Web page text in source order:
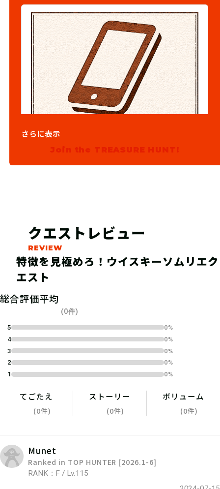
03ステップ3
混雑の場合、事前予約をしよう！
ステップ4
指定の受付場所で、スタッフにクエス
トチケットを見せよう！
さらに表示
Join the TREASURE HUNT!
クエストレビュー
特徴を見極めろ！ウイスキーソムリエク
エスト
総合評価平均
(0件)
5
0%
4
0%
3
0%
2
0%
1
0%
てごたえ
(0件)
ストーリー
(0件)
ボリューム
(0件)
Munet
Ranked in TOP HUNTER [2026.1-6]
RANK：F / Lv.115